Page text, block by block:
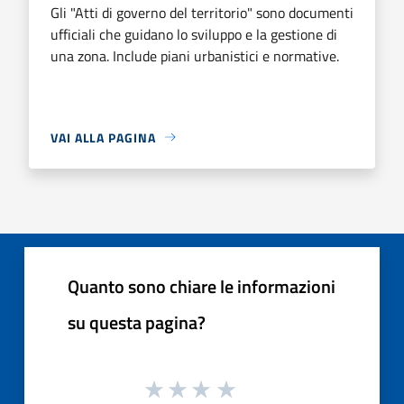
Gli "Atti di governo del territorio" sono documenti
ufficiali che guidano lo sviluppo e la gestione di
una zona. Include piani urbanistici e normative.
VAI ALLA PAGINA
Quanto sono chiare le informazioni
su questa pagina?